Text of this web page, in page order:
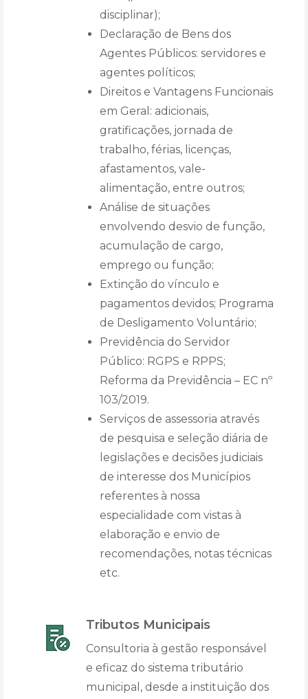
disciplinar);
Declaração de Bens dos
Agentes Públicos: servidores e
agentes políticos;
Direitos e Vantagens Funcionais
em Geral: adicionais,
gratificações, jornada de
trabalho, férias, licenças,
afastamentos, vale-
alimentação, entre outros;
Análise de situações
envolvendo desvio de função,
acumulação de cargo,
emprego ou função;
Extinção do vínculo e
pagamentos devidos; Programa
de Desligamento Voluntário;
Previdência do Servidor
Público: RGPS e RPPS;
Reforma da Previdência – EC nº
103/2019.
Serviços de assessoria através
de pesquisa e seleção diária de
legislações e decisões judiciais
de interesse dos Municípios
referentes à nossa
especialidade com vistas à
elaboração e envio de
recomendações, notas técnicas
etc.
Tributos Municipais
Consultoria à gestão responsável
e eficaz do sistema tributário
municipal, desde a instituição dos